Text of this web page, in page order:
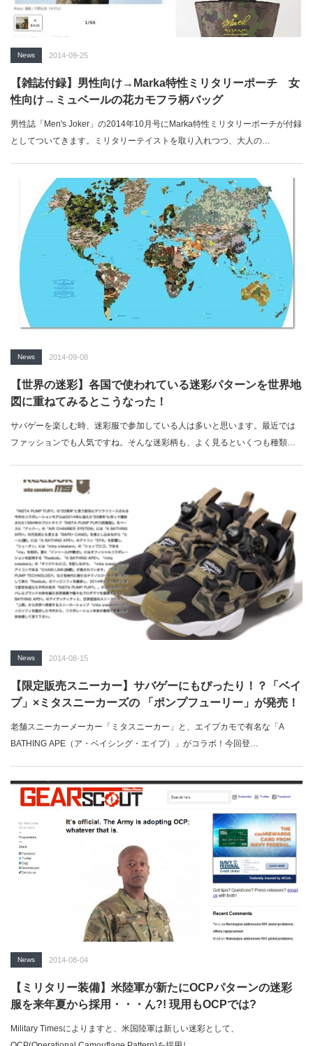
News 2014-09-25
【雑誌付録】男性向け→Marka特性ミリタリーポーチ 女
性向け→ミュベールの花カモフラ柄バッグ
男性誌「Men's Joker」の2014年10月号にMarka特性ミリタリーポーチが付録
としてついてきます。ミリタリーテイストを取り入れつつ、大人の…
News 2014-09-08
【世界の迷彩】各国で使われている迷彩パターンを世界地
図に重ねてみるとこうなった！
サバゲーを楽しむ時、迷彩服で参加している人は多いと思います。最近では
ファッションでも人気ですね。そんな迷彩柄も、よく見るといくつも種類が
News 2014-08-15
【限定販売スニーカー】サバゲーにもぴったり！？「ベイ
プ」×ミタスニーカーズの 「ポンプフューリー」が発売！
老舗スニーカーメーカー「ミタスニーカー」と、エイプカモで有名な「A
BATHING APE（ア・ベイシング・エイプ）」がコラボ！今回登…
News 2014-08-04
【ミリタリー装備】米陸軍が新たにOCPパターンの迷彩
服を来年夏から採用・・・ん?! 現用もOCPでは?
Military Timesによりますと、米国陸軍は新しい迷彩として、